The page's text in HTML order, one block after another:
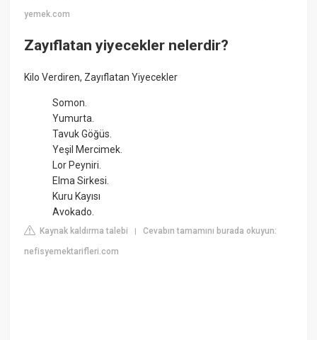
yemek.com
Zayıflatan yiyecekler nelerdir?
Kilo Verdiren, Zayıflatan Yiyecekler
Somon.
Yumurta.
Tavuk Göğüs.
Yeşil Mercimek.
Lor Peyniri.
Elma Sirkesi.
Kuru Kayısı
Avokado.
Kaynak kaldırma talebi |Cevabın tamamını burada okuyun:
nefisyemektarifleri.com